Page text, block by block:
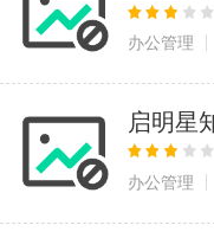
办公管理
启明星
办公管理